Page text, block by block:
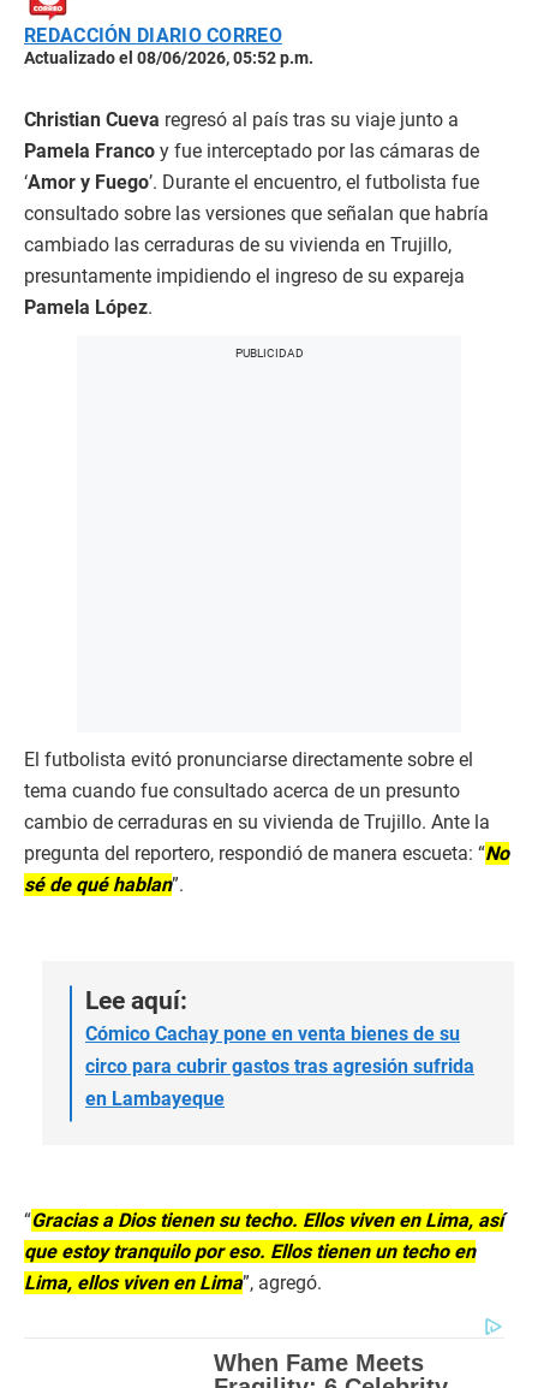
REDACCIÓN DIARIO CORREO
Actualizado el 08/06/2026, 05:52 p.m.
Christian Cueva regresó al país tras su viaje junto a
Pamela Franco y fue interceptado por las cámaras de
‘Amor y Fuego’. Durante el encuentro, el futbolista fue
consultado sobre las versiones que señalan que habría
cambiado las cerraduras de su vivienda en Trujillo,
presuntamente impidiendo el ingreso de su expareja
Pamela López.
El futbolista evitó pronunciarse directamente sobre el
tema cuando fue consultado acerca de un presunto
cambio de cerraduras en su vivienda de Trujillo. Ante la
pregunta del reportero, respondió de manera escueta: “No
sé de qué hablan”.
Lee aquí:
Cómico Cachay pone en venta bienes de su
circo para cubrir gastos tras agresión sufrida
en Lambayeque
“Gracias a Dios tienen su techo. Ellos viven en Lima, así
que estoy tranquilo por eso. Ellos tienen un techo en
Lima, ellos viven en Lima”, agregó.